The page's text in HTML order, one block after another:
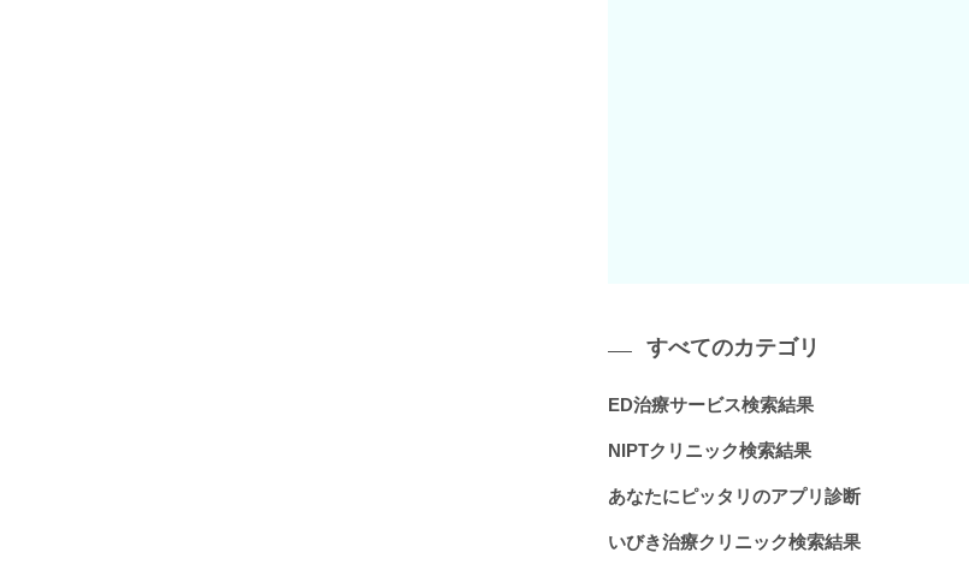
すべてのカテゴリ
ED治療サービス検索結果
NIPTクリニック検索結果
あなたにピッタリのアプリ診断
いびき治療クリニック検索結果